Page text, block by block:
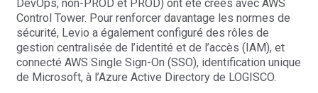
DevOps, non-PROD et PROD) ont été créés avec AWS
Control Tower. Pour renforcer davantage les normes de
sécurité, Levio a également configuré des rôles de
gestion centralisée de l’identité et de l’accès (IAM), et
connecté AWS Single Sign-On (SSO), identification unique
de Microsoft, à l’Azure Active Directory de LOGISCO.